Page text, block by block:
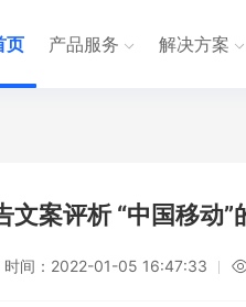
页 产品服务 解决方案
案评析 “中国移动”
时间： 2022-01-05 16:47:33